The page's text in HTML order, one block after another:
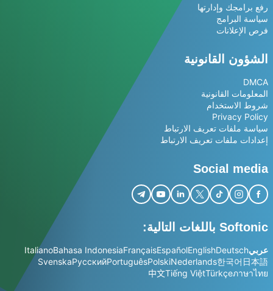
رفع برامجك وإدارتها
سياسة البرامج
فرص الإعلانات
الشؤون القانونية
DMCA
المعلومات القانونية
شروط الاستخدام
Privacy Policy
سياسة ملفات تعريف الارتباط
إعدادات ملفات تعريف الارتباط
Social media
Softonic باللغات التالية:
عربيDeutsch
English
Español
Français
Bahasa Indonesia
Italiano
日本語
한국어
Nederlands
Polski
Português
Русский
Svenska
ภาษาไทย
Türkçe
Tiếng Việt
中文